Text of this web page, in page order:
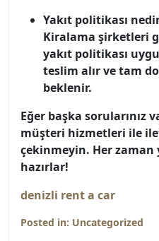
Yakıt politikası
Kiralama şirketleri
yakıt politikası
teslim alır ve tam
beklenir.
Eğer başka sorularınız
müşteri hizmetleri ile
çekinmeyin. Her zaman
hazırlar!
denizli rent a car
Posted in: Uncategorized